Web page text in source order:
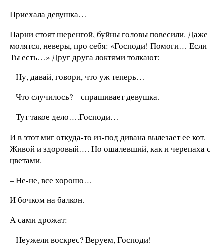
Приехала девушка…
Парни стоят шеренгой, буйны головы повесили. Даже
молятся, неверы, про себя: «Господи! Помоги… Если
Ты есть…» Друг друга локтями толкают:
– Ну, давай, говори, что уж теперь…
– Что случилось? – спрашивает девушка.
– Тут такое дело….Господи…
И в этот миг откуда-то из-под дивана вылезает ее кот.
Живой и здоровый…. Но ошалевший, как и черепаха с
цветами.
– Не-не, все хорошо…
И бочком на балкон.
А сами дрожат:
– Неужели воскрес? Веруем, Господи!